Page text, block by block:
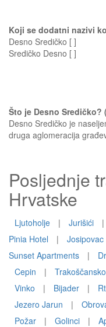
Koji se dodatni nazivi
Desno Sredičko [ ]
Sredičko Desno [ ]
Što je Desno Sredičko?
Desno Sredičko je
druga aglomeracija
Posljednje
Hrvatske
Ljutoholje | Jurišići |
Pinia Hotel
| Josipovac
Sunset Apartments
|
Cepin
|
Vinko
| Bijader |
Jezero Jarun
|
Požar
| Golinci |